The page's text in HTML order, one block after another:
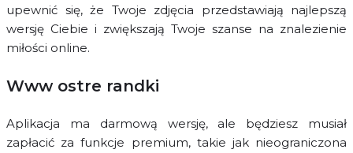
upewnić się, że Twoje zdjęcia przedstawiają najlepszą
wersję Ciebie i zwiększają Twoje szanse na znalezienie
miłości online.
Www ostre randki
Aplikacja ma darmową wersję, ale będziesz musiał
zapłacić za funkcje premium, takie jak nieograniczona